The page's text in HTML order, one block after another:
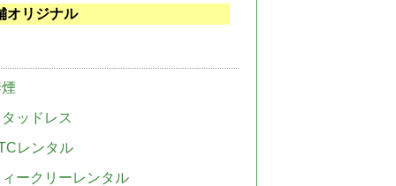
オリジナル
ッドレス
レンタル
ークリーレンタル